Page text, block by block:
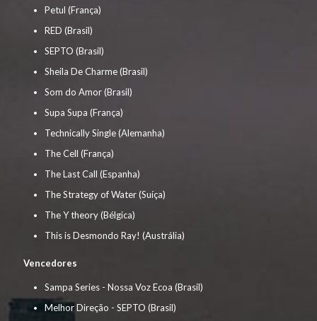
Petul (França)
RED (Brasil)
SEPTO (Brasil)
Sheila De Charme (Brasil)
Som do Amor (Brasil)
Supa Supa (França)
Technically Single (Alemanha)
The Cell (França)
The Last Call (Espanha)
The Strategy of Water (Suíça)
The Y theory (Bélgica)
This is Desmondo Ray! (Austrália)
Vencedores
Sampa Series - Nossa Voz Ecoa (Brasil)
Melhor Direção - SEPTO (Brasil)